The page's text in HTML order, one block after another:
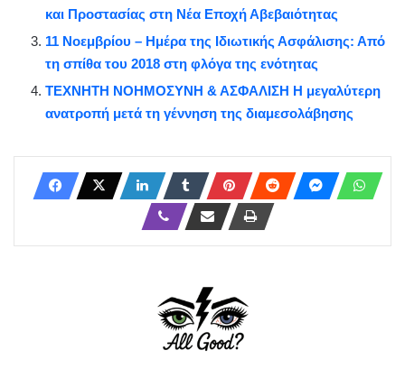
και Προστασίας στη Νέα Εποχή Αβεβαιότητας
11 Νοεμβρίου – Ημέρα της Ιδιωτικής Ασφάλισης: Από
τη σπίθα του 2018 στη φλόγα της ενότητας
ΤΕΧΝΗΤΗ ΝΟΗΜΟΣΥΝΗ & ΑΣΦΑΛΙΣΗ Η μεγαλύτερη
ανατροπή μετά τη γέννηση της διαμεσολάβησης